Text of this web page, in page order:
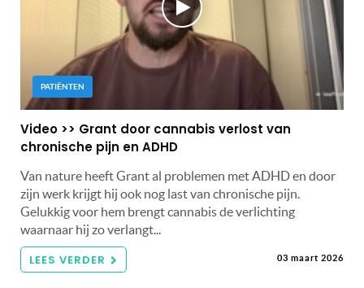
PATIËNTEN
Video >> Grant door cannabis verlost van
chronische pijn en ADHD
Van nature heeft Grant al problemen met ADHD en door
zijn werk krijgt hij ook nog last van chronische pijn.
Gelukkig voor hem brengt cannabis de verlichting
waarnaar hij zo verlangt...
LEES VERDER 03 maart 2026